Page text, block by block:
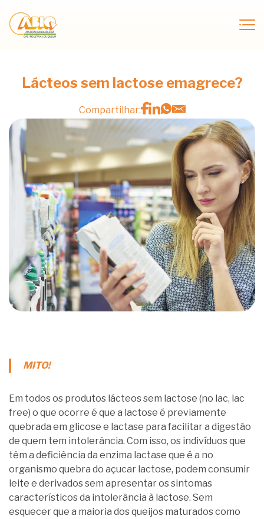
Lácteos sem lactose emagrece?
Compartilhar:
MITO!
Em todos os produtos lácteos sem lactose (no lac, lac
free) o que ocorre é que a lactose é previamente
quebrada em glicose e lactase para facilitar a digestão
de quem tem intolerância. Com isso, os indivíduos que
têm a deficiência da enzima lactase que é a no
organismo quebra do açucar lactose, podem consumir
leite e derivados sem apresentar os sintomas
característicos da intolerância à lactose. Sem
esquecer que a maioria dos queijos maturados como